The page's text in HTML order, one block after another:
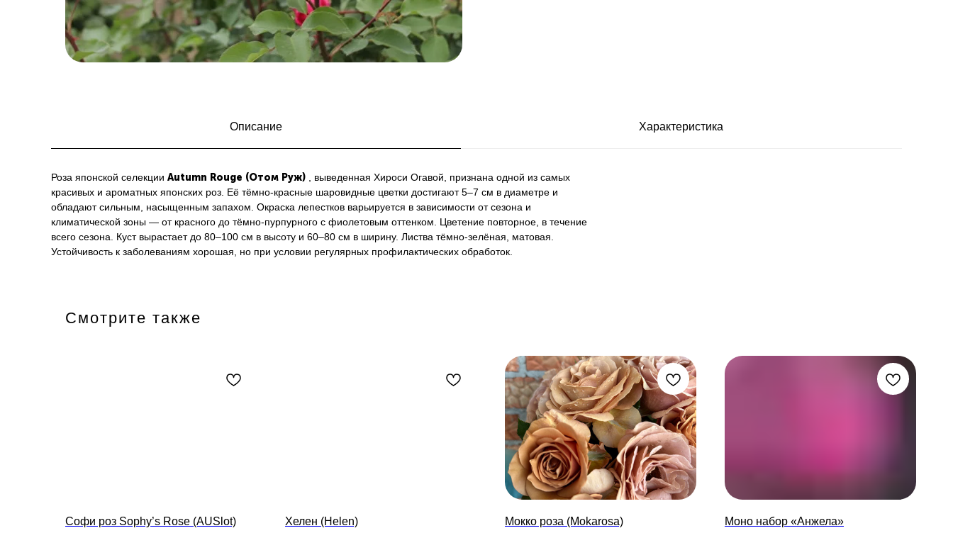
Описание Характеристика
Роза японской селекции Autumn Rouge (Отом Руж) , выведенная Хироси Огавой, признана одной из самых
красивых и ароматных японских роз. Её тёмно-красные шаровидные цветки достигают 5–7 см в диаметре и
обладают сильным, насыщенным запахом. Окраска лепестков варьируется в зависимости от сезона и
климатической зоны — от красного до тёмно-пурпурного с фиолетовым оттенком. Цветение повторное, в течение
всего сезона. Куст вырастает до 80–100 см в высоту и 60–80 см в ширину. Листва тёмно-зелёная, матовая.
Устойчивость к заболеваниям хорошая, но при условии регулярных профилактических обработок.
Смотрите также
Софи роз Sophy’s Rose (AUSlot) Хелен (Helen) Мокко роза (Mokarosa) Моно набор «Анжела»